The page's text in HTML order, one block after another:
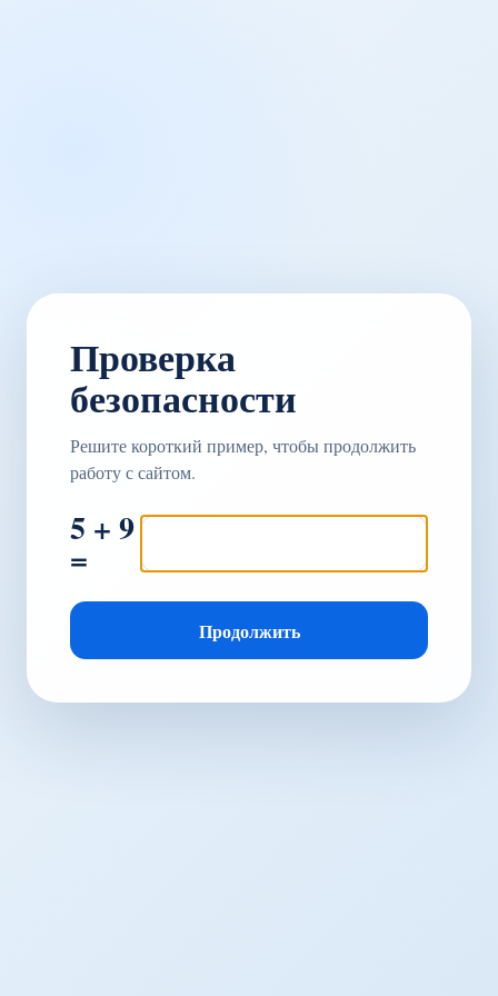
Проверка
безопасности
Решите короткий пример, чтобы продолжить
работу с сайтом.
5 + 9
=
Продолжить